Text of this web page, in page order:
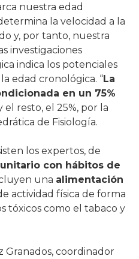
nuestra edad
la velocidad a la
y, por tanto, nuestra
investigaciones
indica los potenciales
edad cronológica. “La
en un 75%
el resto, el 25%, por la
de Fisiología.
los expertos, de
con hábitos de
una alimentación
actividad física de forma
tóxicos como el tabaco y
Granados, coordinador